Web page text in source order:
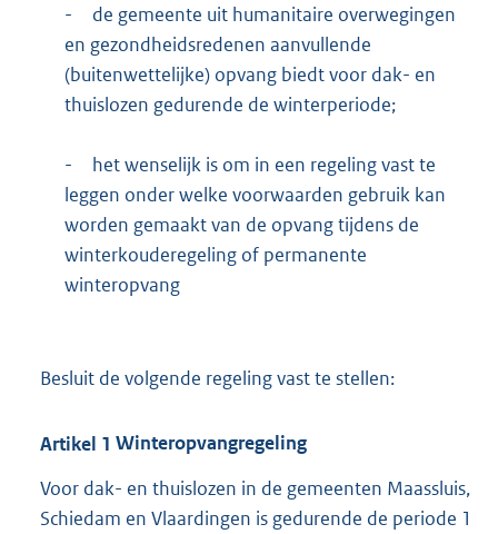
-
de gemeente uit humanitaire overwegingen
en gezondheidsredenen aanvullende
(buitenwettelijke) opvang biedt voor dak- en
thuislozen gedurende de winterperiode;
-
het wenselijk is om in een regeling vast te
leggen onder welke voorwaarden gebruik kan
worden gemaakt van de opvang tijdens de
winterkouderegeling of permanente
winteropvang
Besluit de volgende regeling vast te stellen:
Artikel 1 Winteropvangregeling
Voor dak- en thuislozen in de gemeenten Maassluis,
Schiedam en Vlaardingen is gedurende de periode 1